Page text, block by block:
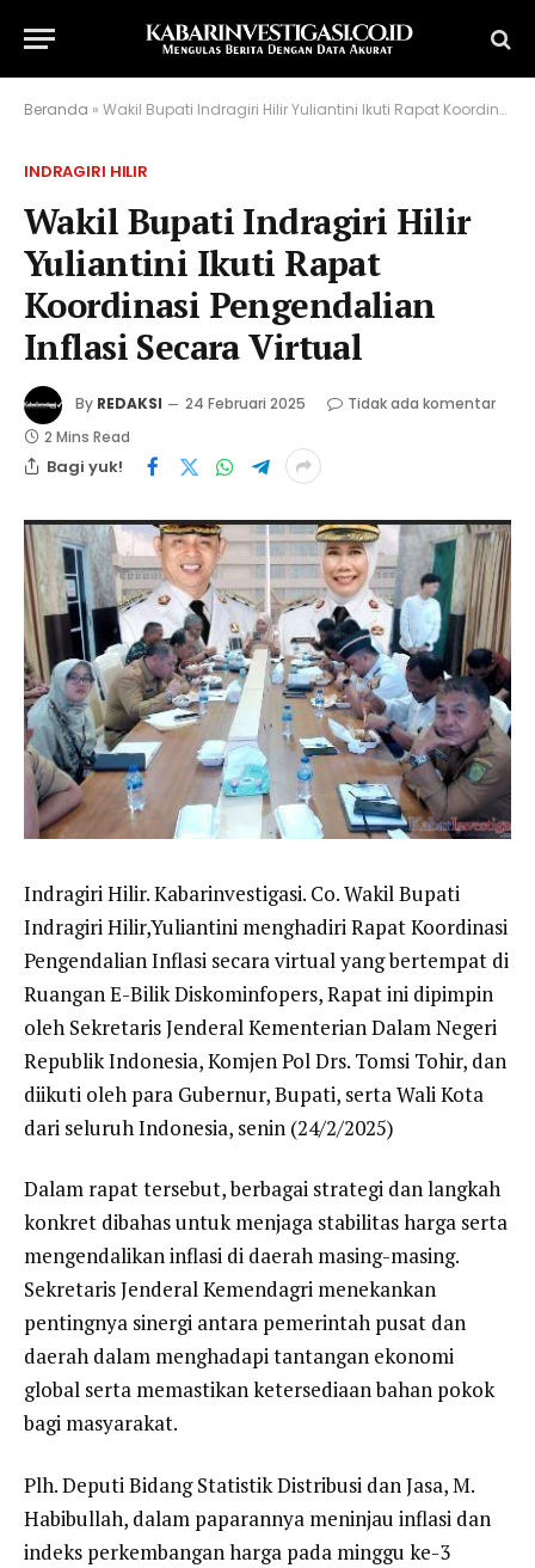
Beranda » Wakil Bupati Indragiri Hilir Yuliantini Ikuti Rapat Koordinasi Pengendalian Inflasi Secara Virtual
INDRAGIRI HILIR
Wakil Bupati Indragiri Hilir
Yuliantini Ikuti Rapat
Koordinasi Pengendalian
Inflasi Secara Virtual
By REDAKSI 24 Februari 2025
Tidak ada komentar
2 Mins Read
Bagi yuk!
Indragiri Hilir. Kabarinvestigasi. Co. Wakil Bupati
Indragiri Hilir,Yuliantini menghadiri Rapat Koordinasi
Pengendalian Inflasi secara virtual yang bertempat di
Ruangan E-Bilik Diskominfopers, Rapat ini dipimpin
oleh Sekretaris Jenderal Kementerian Dalam Negeri
Republik Indonesia, Komjen Pol Drs. Tomsi Tohir, dan
diikuti oleh para Gubernur, Bupati, serta Wali Kota
dari seluruh Indonesia, senin (24/2/2025)
Dalam rapat tersebut, berbagai strategi dan langkah
konkret dibahas untuk menjaga stabilitas harga serta
mengendalikan inflasi di daerah masing-masing.
Sekretaris Jenderal Kemendagri menekankan
pentingnya sinergi antara pemerintah pusat dan
daerah dalam menghadapi tantangan ekonomi
global serta memastikan ketersediaan bahan pokok
bagi masyarakat.
Plh. Deputi Bidang Statistik Distribusi dan Jasa, M.
Habibullah, dalam paparannya meninjau inflasi dan
indeks perkembangan harga pada minggu ke-3